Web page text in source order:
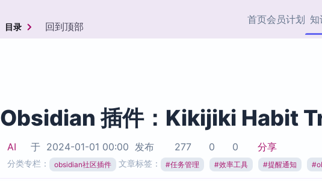
首页会员计划 知
协作者
热门链接
载
加速访问 Obsidian 官方
市场
目录 回到顶部
Obsidian 插件：Kikijiki Habit
AI 于 2024-01-01 00:00 发布 277 0 0 分享
分类专栏： obsidian社区插件 文章标签： #任务管理 #效率工具 #提醒通知 #